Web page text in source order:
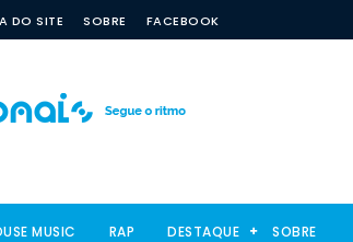
DO SITE SOBRE FACEBOOK
MUSIC RAP DESTAQUE SOBRE